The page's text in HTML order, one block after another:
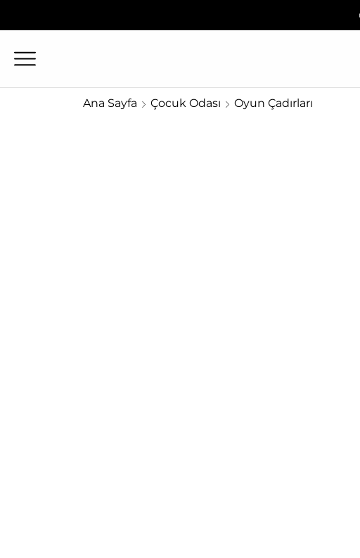
Ana Sayfa Çocuk Odası Oyun Çadırları